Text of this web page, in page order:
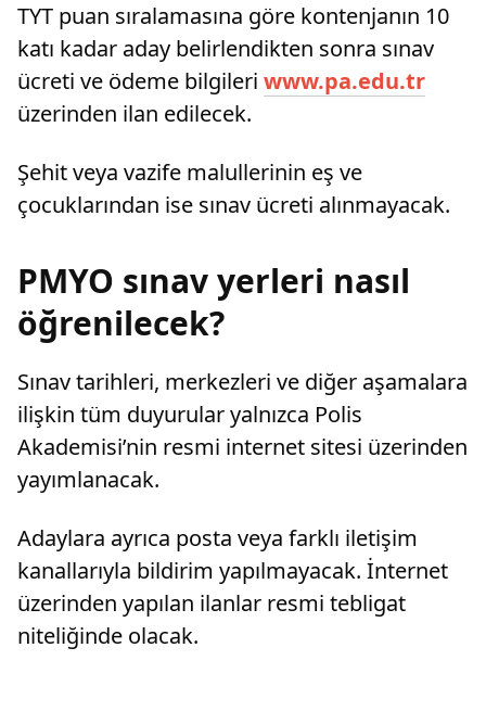
TYT puan sıralamasına göre kontenjanın 10
katı kadar aday belirlendikten sonra sınav
ücreti ve ödeme bilgileri www.pa.edu.tr
üzerinden ilan edilecek.
Şehit veya vazife malullerinin eş ve
çocuklarından ise sınav ücreti alınmayacak.
PMYO sınav yerleri nasıl
öğrenilecek?
Sınav tarihleri, merkezleri ve diğer aşamalara
ilişkin tüm duyurular yalnızca Polis
Akademisi’nin resmi internet sitesi üzerinden
yayımlanacak.
Adaylara ayrıca posta veya farklı iletişim
kanallarıyla bildirim yapılmayacak. İnternet
üzerinden yapılan ilanlar resmi tebligat
niteliğinde olacak.